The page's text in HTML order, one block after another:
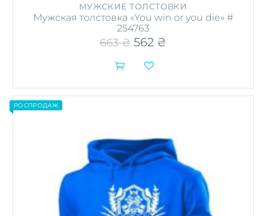
МУЖСКИЕ ТОЛСТОВКИ
Мужская толстовка «You win or you die» #
254763
663₴ Первоначальная
составляла
663 ₴.
562 ₴
 
РОСПРОДАЖ